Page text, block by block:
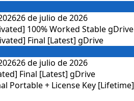
26 de julio de 2026
100% Worked Stable gDrive
26 de julio de 2026
Final [Latest] gDrive